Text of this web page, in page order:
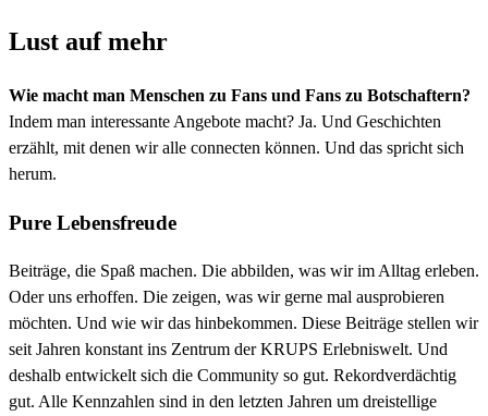
Lust auf mehr
Wie macht man Menschen zu Fans und Fans zu Botschaftern?
Indem man interessante Angebote macht? Ja. Und Geschichten
erzählt, mit denen wir alle connecten können. Und das spricht sich
herum.
Pure Lebensfreude
Beiträge, die Spaß machen. Die abbilden, was wir im Alltag erleben.
Oder uns erhoffen. Die zeigen, was wir gerne mal ausprobieren
möchten. Und wie wir das hinbekommen. Diese Beiträge stellen wir
seit Jahren konstant ins Zentrum der KRUPS Erlebniswelt. Und
deshalb entwickelt sich die Community so gut. Rekordverdächtig
gut. Alle Kennzahlen sind in den letzten Jahren um dreistellige